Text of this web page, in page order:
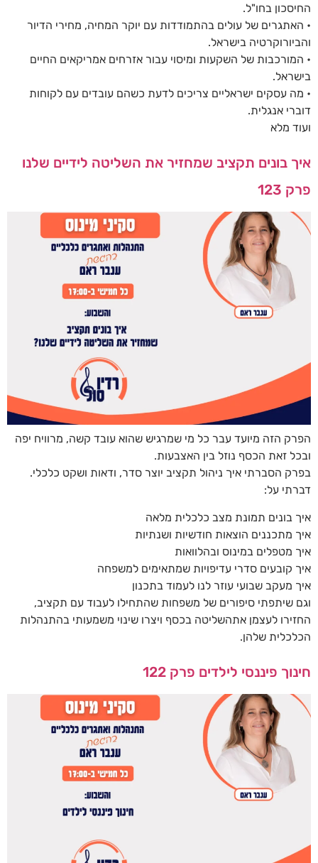
החיסכון בחו"ל.
• האתגרים של עולים בהתמודדות עם יוקר המחיה, מחירי הדיור
והביורוקרטיה בישראל.
• המורכבות של השקעות ומיסוי עבור אזרחים אמריקאים החיים
בישראל.
• מה עסקים ישראליים צריכים לדעת כשהם עובדים עם לקוחות
דוברי אנגלית.
ועוד מלא
איך בונים תקציב שמחזיר את השליטה לידיים שלנו
פרק 123
הפרק הזה מיועד עבר כל מי שמרגיש שהוא עובד קשה, מרוויח יפה
ובכל זאת הכסף נוזל בין האצבעות.
בפרק הסברתי איך ניהול תקציב יוצר סדר, ודאות ושקט כלכלי.
דברתי על:
איך בונים תמונת מצב כלכלית מלאה
איך מתכננים הוצאות חודשיות ושנתיות
איך מטפלים במינוס ובהלוואות
איך קובעים סדרי עדיפויות שמתאימים למשפחה
איך מעקב שבועי עוזר לנו לעמוד בתכנון
וגם שיתפתי סיפורים של משפחות שהתחילו לעבוד עם תקציב,
החזירו לעצמן אתהשליטה בכסף ויצרו שינוי משמעותי בהתנהלות
הכלכלית שלהן.
חינוך פיננסי לילדים פרק 122